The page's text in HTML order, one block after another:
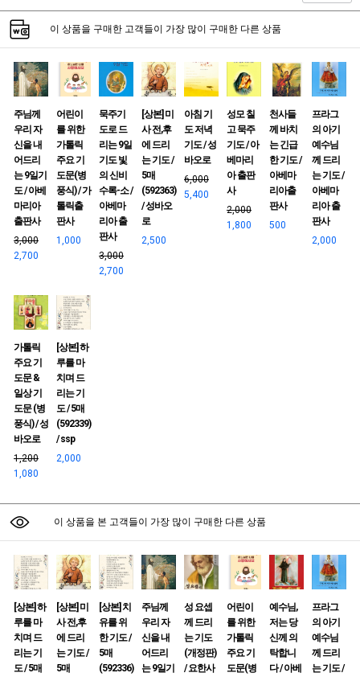
이 상품을 구매한 고객들이 가장 많이 구매한 다른 상품
주님께
우리 자
신을 내
어드리
는 9일기
도 / 아베
마리아
출판사
3,000
2,700
어린이
를 위한
가톨릭
주요 기
도문(병
풍식) / 가
톨릭출
판사
1,000
묵주기
도로 드
리는 9일
기도 빛
의 신비
수록-소 /
아베마
리아 출
판사
3,000
2,700
[상본] 미
사 전,후
에 드리
는 기도 /
5매
(592363)
/ 성바오
로
2,500
아침 기
도 저녁
기도 / 성
바오로
6,000
5,400
성모 칠
고 묵주
기도 / 아
베마리
아 출판
사
2,000
1,800
천사들
께 바치
는 긴급
한 기도 /
아베마
리아출
판사
500
프라그
의 아기
예수님
께 드리
는 기도 /
아베마
리아 출
판사
2,000
가톨릭
주요 기
도문 &
일상 기
도문 (병
풍식) / 성
바오로
1,200
1,080
[상본] 하
루를 마
치며 드
리는 기
도 / 5매
(592339)
/ ssp
2,000
이 상품을 본 고객들이 가장 많이 구매한 다른 상품
[상본] 하
루를 마
치며 드
리는 기
도 / 5매
[상본] 미
사 전,후
에 드리
는 기도 /
5매
[상본] 치
유를 위
한 기도 /
5매
(592336)
주님께
우리 자
신을 내
어드리
는 9일기
성 요셉
께 드리
는 기도
(개정판)
/ 요한사
어린이
를 위한
가톨릭
주요 기
도문(병
예수님,
저는 당
신께 의
탁합니
다 / 아베
프라그
의 아기
예수님
께 드리
는 기도 /